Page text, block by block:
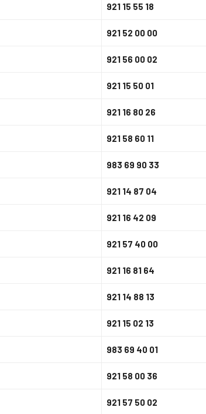
921 15 55 18
921 52 00 00
921 56 00 02
921 15 50 01
921 16 80 26
921 58 60 11
983 69 90 33
921 14 87 04
921 16 42 09
921 57 40 00
921 16 81 64
921 14 88 13
921 15 02 13
983 69 40 01
921 58 00 36
921 57 50 02